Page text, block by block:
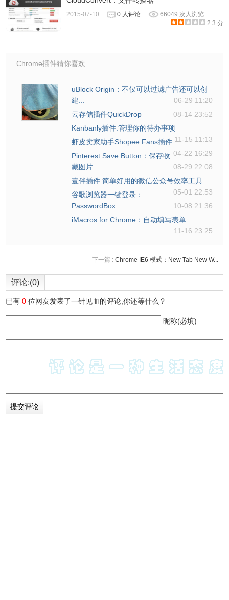
2015-07-10 0 人评论
66049 次人浏览
2.3 分
Chrome插件猜你喜欢
uBlock Origin：不仅可以过滤广告还可以创
建...
06-29 11:20
云存储插件QuickDrop
08-14 23:52
Kanbanly插件:管理你的待办事项
11-15 11:13
虾皮卖家助手Shopee Fans插件
04-22 16:29
Pinterest Save Button：保存收
藏图片
08-29 22:08
壹伴插件:简单好用的微信公众号效率工具
05-01 22:53
谷歌浏览器一键登录：
PasswordBox
10-08 21:36
iMacros for Chrome：自动填写表单
11-16 23:25
下一篇 : Chrome IE6 模式：New Tab New W...
评论:(0)
已有0 位网友发表了一针见血的评论,你还等什么？
昵称(必填)